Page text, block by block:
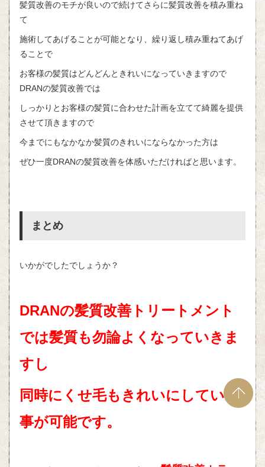
髪質改善のモチが良いので続けてさらに髪質改善を積み重ね
て
施術してあげることが可能となり、繰り返し積み重ねてあげ
ることで
お客様の髪質はどんどんときれいになっていきますので
DRANの髪質改善では
しっかりとお客様の髪質に合わせた計画を立てて綺麗を提供
させて頂きますので
今までにもなかなか髪質のきれいにならなかった方は
ぜひ一度DRANの髪質改善を体感いただければと思います。
まとめ
いかがでしたでしょうか？
DRANの髪質改善トリートメント
では髪質も勿論よくなっていきま
すし
同時にくせ毛もきれいにしていく
事が可能です。